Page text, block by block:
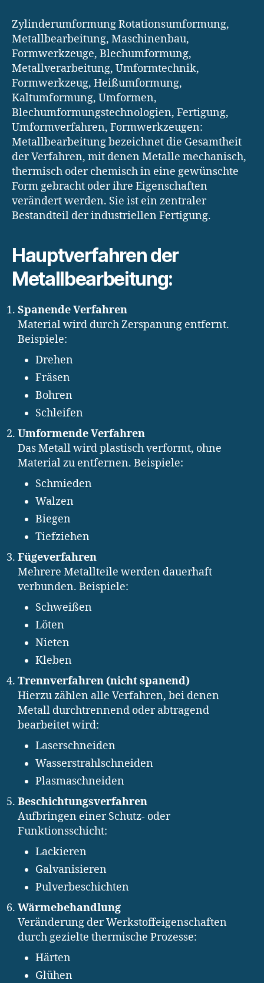
Zylinderumformung Rotationsumformung,
Metallbearbeitung, Maschinenbau,
Formwerkzeuge, Blechumformung,
Metallverarbeitung, Umformtechnik,
Formwerkzeug, Heißumformung,
Kaltumformung, Umformen,
Blechumformungstechnologien, Fertigung,
Umformverfahren, Formwerkzeugen:
Metallbearbeitung bezeichnet die Gesamtheit
der Verfahren, mit denen Metalle mechanisch,
thermisch oder chemisch in eine gewünschte
Form gebracht oder ihre Eigenschaften
verändert werden. Sie ist ein zentraler
Bestandteil der industriellen Fertigung.
Hauptverfahren der
Metallbearbeitung:
Spanende Verfahren
Material wird durch Zerspanung entfernt.
Beispiele:
Drehen
Fräsen
Bohren
Schleifen
Umformende Verfahren
Das Metall wird plastisch verformt, ohne
Material zu entfernen. Beispiele:
Schmieden
Walzen
Biegen
Tiefziehen
Fügeverfahren
Mehrere Metallteile werden dauerhaft
verbunden. Beispiele:
Schweißen
Löten
Nieten
Kleben
Trennverfahren (nicht spanend)
Hierzu zählen alle Verfahren, bei denen
Metall durchtrennend oder abtragend
bearbeitet wird:
Laserschneiden
Wasserstrahlschneiden
Plasmaschneiden
Beschichtungsverfahren
Aufbringen einer Schutz- oder
Funktionsschicht:
Lackieren
Galvanisieren
Pulverbeschichten
Wärmebehandlung
Veränderung der Werkstoffeigenschaften
durch gezielte thermische Prozesse:
Härten
Glühen